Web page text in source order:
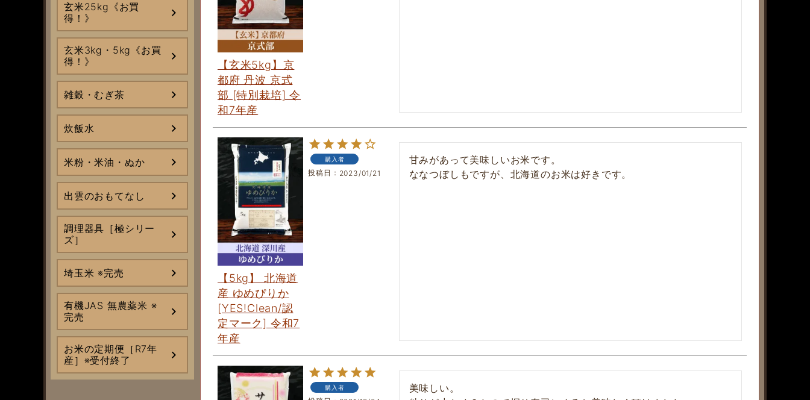
玄米25kg《お買
得！》
玄米3kg・5kg《お買
得！》
雑穀・むぎ茶
炊飯水
米粉・米油・ぬか
出雲のおもてなし
調理器具［極シリー
ズ］
埼玉米 ※完売
有機JAS 無農薬米 ※
完売
お米の定期便［R7年
産］※受付終了
【玄米5kg】京
都府 丹波 京式
部 [特別栽培] 令
和7年産
【5kg】 北海道
産 ゆめぴりか
[YES!Clean/認
定マーク] 令和7
年産
購入者
投稿日 2023/01/21
甘みがあって美味しいお米です。
ななつぼしもですが、北海道のお米は好きです。
購入者
美味しい。